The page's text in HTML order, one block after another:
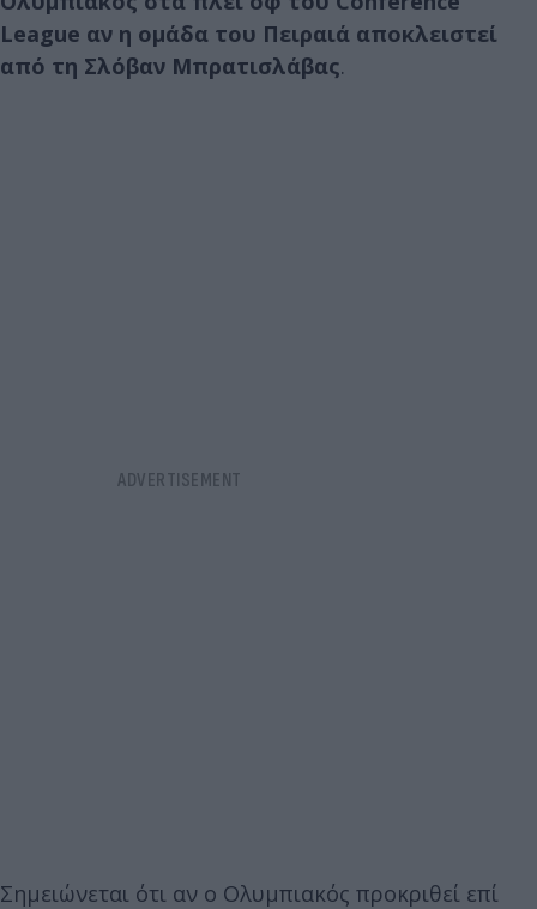
League αν η ομάδα του Πειραιά αποκλειστεί
από τη Σλόβαν Μπρατισλάβας.
Σημειώνεται ότι αν ο Ολυμπιακός προκριθεί επί